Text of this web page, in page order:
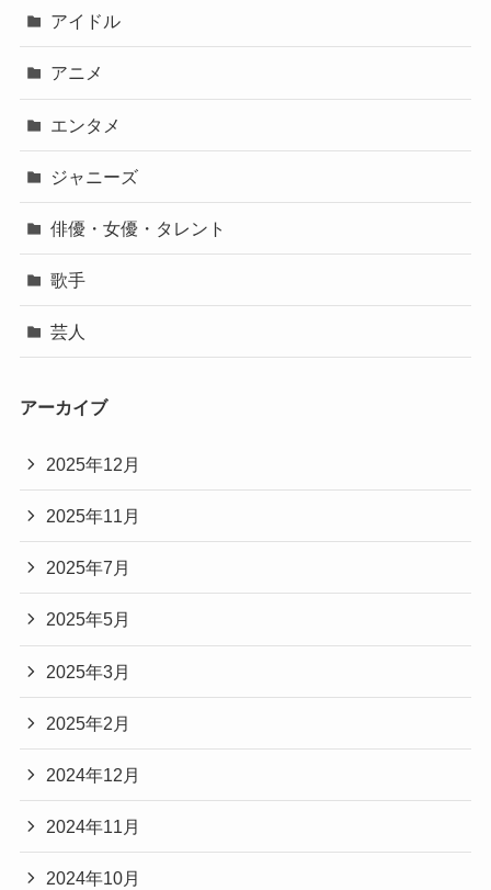
アイドル
アニメ
エンタメ
ジャニーズ
俳優・女優・タレント
歌手
芸人
アーカイブ
2025年12月
2025年11月
2025年7月
2025年5月
2025年3月
2025年2月
2024年12月
2024年11月
2024年10月